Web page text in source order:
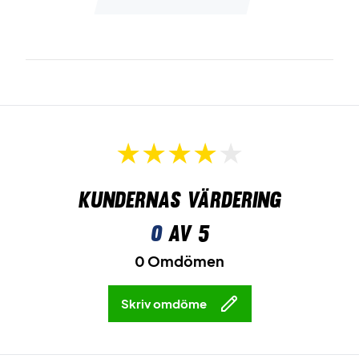
Kundernas värdering
0av 5
0 Omdömen
Skriv omdöme